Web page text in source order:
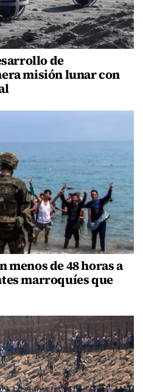
de
misión lunar con
menos de 48 horas a
marroquíes que